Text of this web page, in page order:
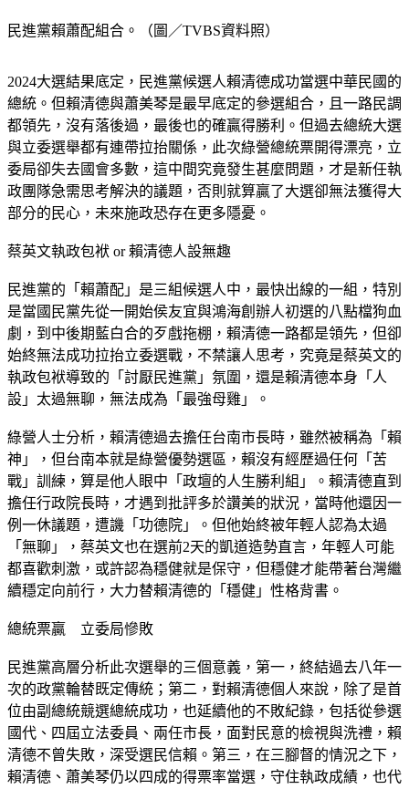
民進黨賴蕭配組合。（圖／TVBS資料照）
2024大選結果底定，民進黨候選人賴清德成功當選中華民國的
總統。但賴清德與蕭美琴是最早底定的參選組合，且一路民調
都領先，沒有落後過，最後也的確贏得勝利。但過去總統大選
與立委選舉都有連帶拉抬關係，此次綠營總統票開得漂亮，立
委局卻失去國會多數，這中間究竟發生甚麼問題，才是新任執
政團隊急需思考解決的議題，否則就算贏了大選卻無法獲得大
部分的民心，未來施政恐存在更多隱憂。
蔡英文執政包袱 or 賴清德人設無趣
民進黨的「賴蕭配」是三組候選人中，最快出線的一組，特別
是當國民黨先從一開始侯友宜與鴻海創辦人初選的八點檔狗血
劇，到中後期藍白合的歹戲拖棚，賴清德一路都是領先，但卻
始終無法成功拉抬立委選戰，不禁讓人思考，究竟是蔡英文的
執政包袱導致的「討厭民進黨」氛圍，還是賴清德本身「人
設」太過無聊，無法成為「最強母雞」。
綠營人士分析，賴清德過去擔任台南市長時，雖然被稱為「賴
神」，但台南本就是綠營優勢選區，賴沒有經歷過任何「苦
戰」訓練，算是他人眼中「政壇的人生勝利組」。賴清德直到
擔任行政院長時，才遇到批評多於讚美的狀況，當時他還因一
例一休議題，遭譏「功德院」。但他始終被年輕人認為太過
「無聊」，蔡英文也在選前2天的凱道造勢直言，年輕人可能
都喜歡刺激，或許認為穩健就是保守，但穩健才能帶著台灣繼
續穩定向前行，大力替賴清德的「穩健」性格背書。
總統票贏　立委局慘敗
民進黨高層分析此次選舉的三個意義，第一，終結過去八年一
次的政黨輪替既定傳統；第二，對賴清德個人來說，除了是首
位由副總統競選總統成功，也延續他的不敗紀錄，包括從參選
國代、四屆立法委員、兩任市長，面對民意的檢視與洗禮，賴
清德不曾失敗，深受選民信賴。第三，在三腳督的情況之下，
賴清德、蕭美琴仍以四成的得票率當選，守住執政成績，也代